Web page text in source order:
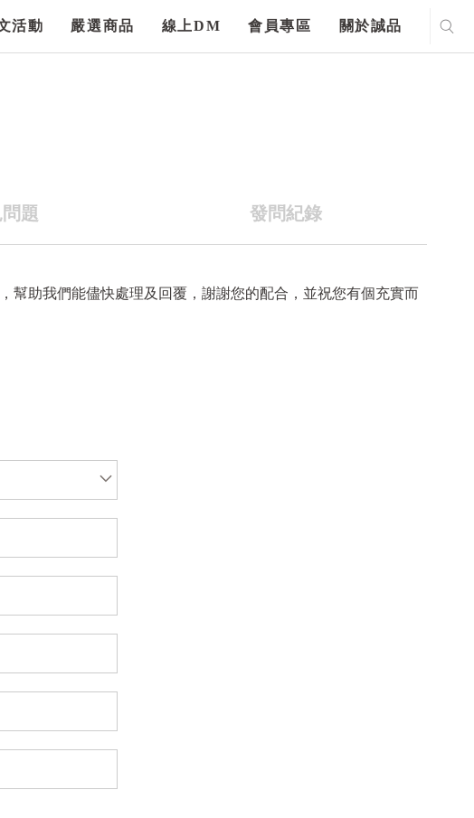
活動 嚴選商品 線上DM 會員專區 關於誠品
題 發問紀錄
幫助我們能儘快處理及回覆，謝謝您的配合，並祝您有個充實而